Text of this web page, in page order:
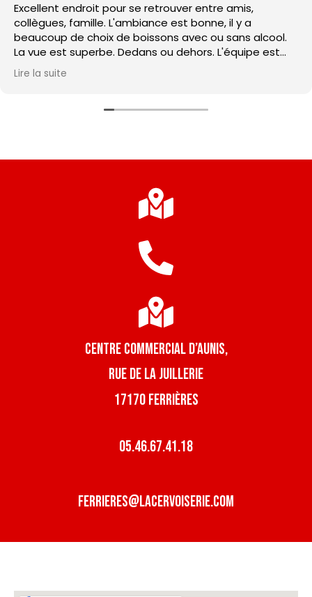
Excellent endroit pour se retrouver entre amis,
collègues, famille. L'ambiance est bonne, il y a
beaucoup de choix de boissons avec ou sans alcool.
La vue est superbe. Dedans ou dehors. L'équipe est
super. Les tapas sont moyennes...
Lire la suite
Centre commercial d’aunis,
rue de la juillerie
17170 ferrières
05.46.67.41.18
ferrieres@lacervoiserie.com